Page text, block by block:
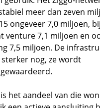
meer dan zeven
ongeveer 7,0 miljoen,
venture 7,1 miljoen en
7,5 miljoen. De
nog, ze wordt
het aandeel van die